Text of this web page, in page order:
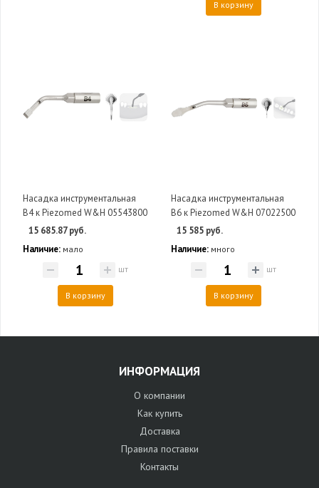
В корзину
Насадка инструментальная
B4 к Piezomed W&H 05543800
15 685.87 руб.
Наличие: мало
шт
В корзину
Насадка инструментальная
B6 к Piezomed W&H 07022500
15 585 руб.
Наличие: много
шт
В корзину
ИНФОРМАЦИЯ
О компании
Как купить
Доставка
Правила поставки
Контакты